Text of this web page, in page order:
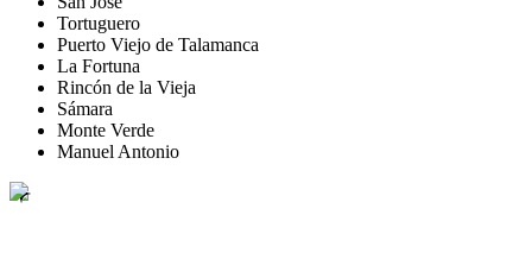
Tortuguero
Puerto Viejo de Talamanca
La Fortuna
Rincón de la Vieja
Sámara
Monte Verde
Manuel Antonio